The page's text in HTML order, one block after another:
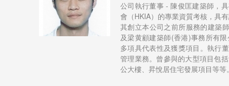
公司執行董事 - 陳俊匡建築師，
會（HKIA）的專業資質考核，具
其創立本公司之前所服務的建築
及梁黄顧建築師(香港)事務所有
多項具代表性及獲獎項目。執行
管理業務。曾參與的大型項目包
公大樓、昇悅居住宅發展項目等等。